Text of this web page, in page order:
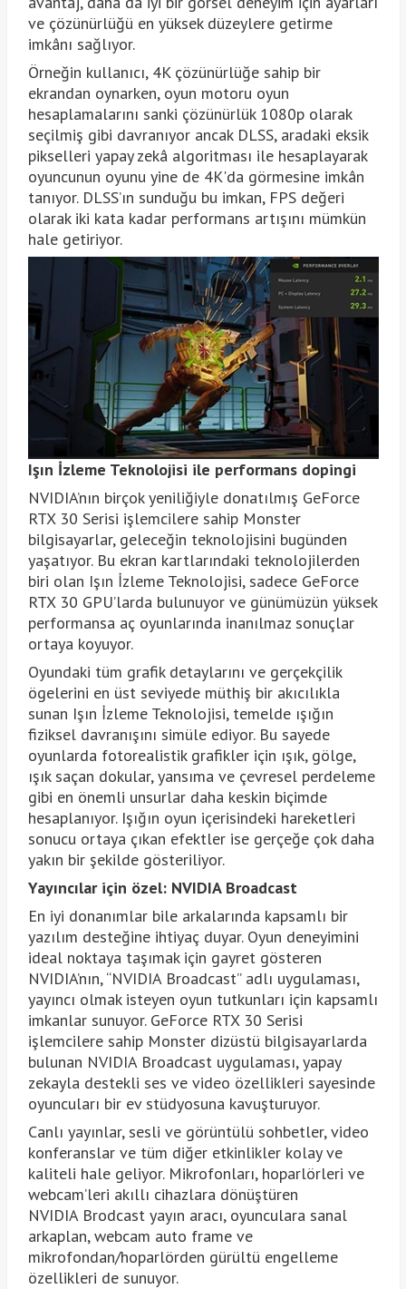
ve çözünürlüğü en yüksek düzeylere getirme
imkânı sağlıyor.
Örneğin kullanıcı, 4K çözünürlüğe sahip bir
ekrandan oynarken, oyun motoru oyun
hesaplamalarını sanki çözünürlük 1080p olarak
seçilmiş gibi davranıyor ancak DLSS, aradaki eksik
pikselleri yapay zekâ algoritması ile hesaplayarak
oyuncunun oyunu yine de 4K'da görmesine imkân
tanıyor. DLSS’ın sunduğu bu imkan, FPS değeri
olarak iki kata kadar performans artışını mümkün
hale getiriyor.
Işın İzleme Teknolojisi ile performans dopingi
NVIDIA’nın birçok yeniliğiyle donatılmış GeForce
RTX 30 Serisi işlemcilere sahip Monster
bilgisayarlar, geleceğin teknolojisini bugünden
yaşatıyor. Bu ekran kartlarındaki teknolojilerden
biri olan Işın İzleme Teknolojisi, sadece GeForce
RTX 30 GPU’larda bulunuyor ve günümüzün yüksek
performansa aç oyunlarında inanılmaz sonuçlar
ortaya koyuyor.
Oyundaki tüm grafik detaylarını ve gerçekçilik
ögelerini en üst seviyede müthiş bir akıcılıkla
sunan Işın İzleme Teknolojisi, temelde ışığın
fiziksel davranışını simüle ediyor. Bu sayede
oyunlarda fotorealistik grafikler için ışık, gölge,
ışık saçan dokular, yansıma ve çevresel perdeleme
gibi en önemli unsurlar daha keskin biçimde
hesaplanıyor. Işığın oyun içerisindeki hareketleri
sonucu ortaya çıkan efektler ise gerçeğe çok daha
yakın bir şekilde gösteriliyor.
Yayıncılar için özel: NVIDIA Broadcast
En iyi donanımlar bile arkalarında kapsamlı bir
yazılım desteğine ihtiyaç duyar. Oyun deneyimini
ideal noktaya taşımak için gayret gösteren
NVIDIA’nın, “NVIDIA Broadcast” adlı uygulaması,
yayıncı olmak isteyen oyun tutkunları için kapsamlı
imkanlar sunuyor. GeForce RTX 30 Serisi
işlemcilere sahip Monster dizüstü bilgisayarlarda
bulunan NVIDIA Broadcast uygulaması, yapay
zekayla destekli ses ve video özellikleri sayesinde
oyuncuları bir ev stüdyosuna kavuşturuyor.
Canlı yayınlar, sesli ve görüntülü sohbetler, video
konferanslar ve tüm diğer etkinlikler kolay ve
kaliteli hale geliyor. Mikrofonları, hoparlörleri ve
webcam’leri akıllı cihazlara dönüştüren
NVIDIA Brodcast yayın aracı, oyunculara sanal
arkaplan, webcam auto frame ve
mikrofondan/hoparlörden gürültü engelleme
özellikleri de sunuyor.